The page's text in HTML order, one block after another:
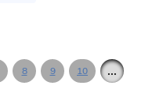
8 9 10 ...